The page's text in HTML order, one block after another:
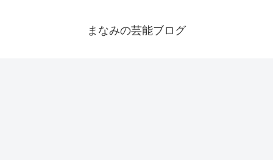
まなみの芸能ブログ